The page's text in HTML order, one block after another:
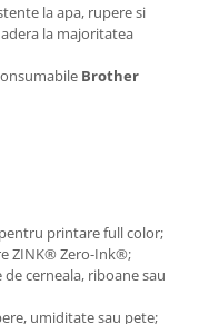
la apa, rupere si
la majoritatea
Brother
printare full color;
ZINK® Zero-Ink®;
cerneala, riboane sau
umiditate sau pete;